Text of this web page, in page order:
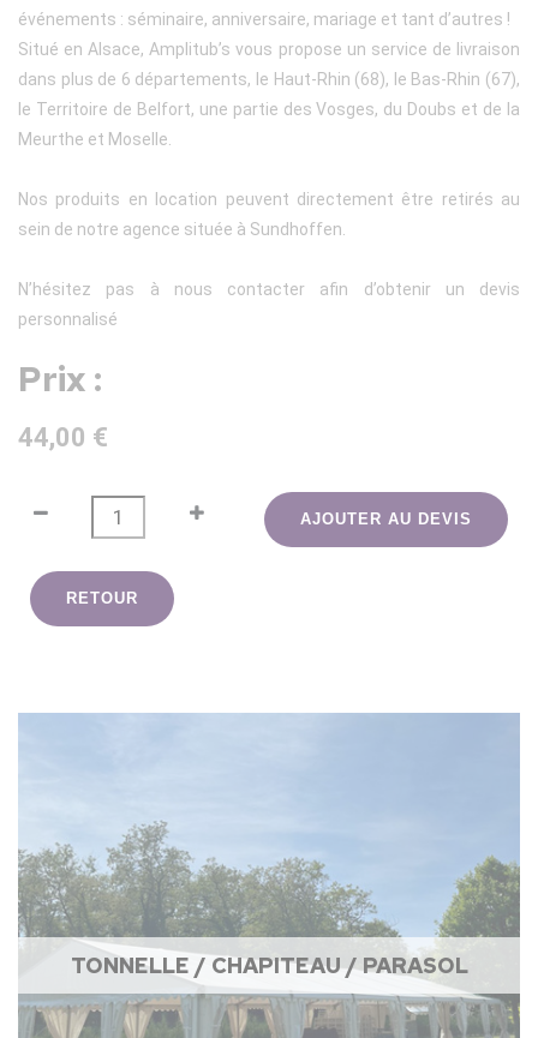
événements : séminaire, anniversaire, mariage et tant d’autres !
Situé en Alsace, Amplitub’s vous propose un service de livraison
dans plus de 6 départements, le Haut-Rhin (68), le Bas-Rhin (67),
le Territoire de Belfort, une partie des Vosges, du Doubs et de la
Meurthe et Moselle.
Nos produits en location peuvent directement être retirés au
sein de notre agence située à Sundhoffen.
N’hésitez pas à nous contacter afin d’obtenir un devis
personnalisé
Prix :
44,00 €
AJOUTER AU DEVIS
RETOUR
TONNELLE / CHAPITEAU / PARASOL